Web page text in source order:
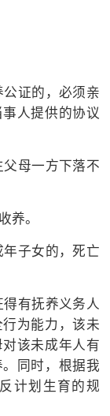
公证的，必须亲
人提供的协议
父母一方下落不
养。
年子女的，死亡
得有抚养义务人
为能力，该未
该未成年人有
同时，根据我
计划生育的规